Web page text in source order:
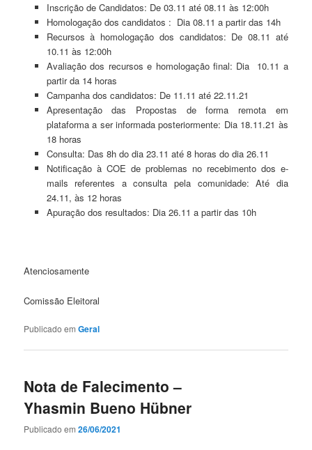
Inscrição de Candidatos: De 03.11 até 08.11 às 12:00h
Homologação dos candidatos : Dia 08.11 a partir das 14h
Recursos à homologação dos candidatos: De 08.11 até
10.11 às 12:00h
Avaliação dos recursos e homologação final: Dia 10.11 a
partir da 14 horas
Campanha dos candidatos: De 11.11 até 22.11.21
Apresentação das Propostas de forma remota em
plataforma a ser informada posteriormente: Dia 18.11.21 às
18 horas
Consulta: Das 8h do dia 23.11 até 8 horas do dia 26.11
Notificação à COE de problemas no recebimento dos e-
mails referentes a consulta pela comunidade: Até dia
24.11, às 12 horas
Apuração dos resultados: Dia 26.11 a partir das 10h
Atenciosamente
Comissão Eleitoral
Publicado em Geral
Nota de Falecimento –
Yhasmin Bueno Hübner
Publicado em26/06/2021